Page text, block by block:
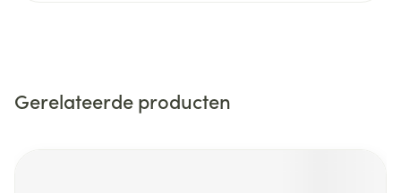
Gerelateerde producten